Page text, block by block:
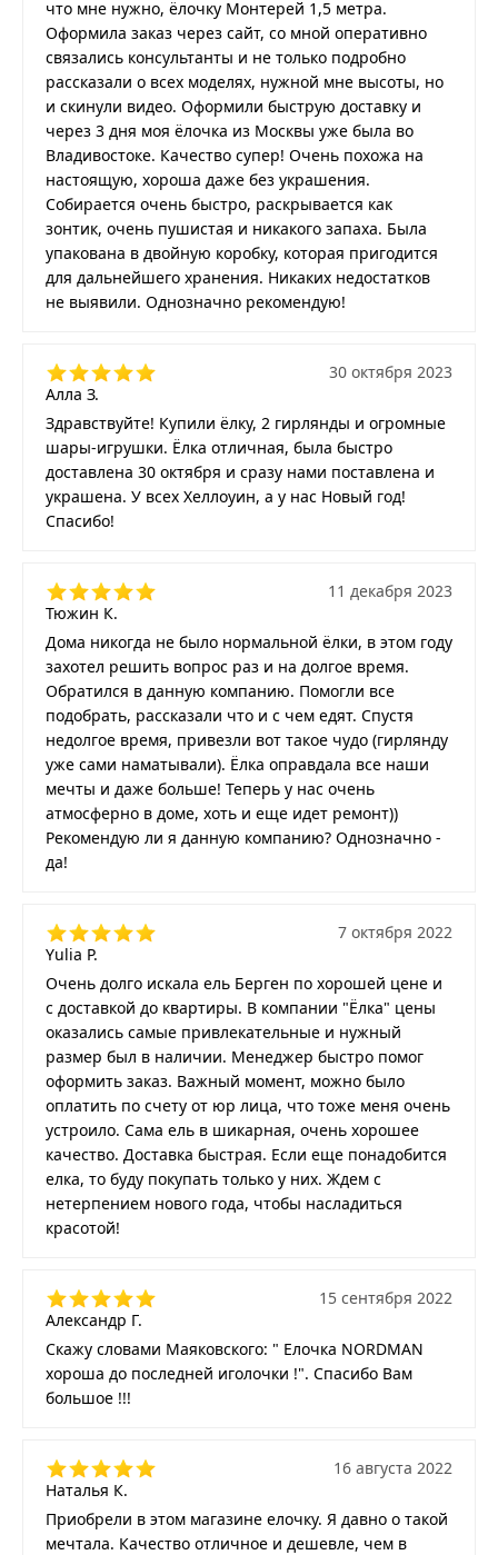
что мне нужно, ёлочку Монтерей 1,5 метра.
Оформила заказ через сайт, со мной оперативно
связались консультанты и не только подробно
рассказали о всех моделях, нужной мне высоты, но
и скинули видео. Оформили быструю доставку и
через 3 дня моя ёлочка из Москвы уже была во
Владивостоке. Качество супер! Очень похожа на
настоящую, хороша даже без украшения.
Собирается очень быстро, раскрывается как
зонтик, очень пушистая и никакого запаха. Была
упакована в двойную коробку, которая пригодится
для дальнейшего хранения. Никаких недостатков
не выявили. Однозначно рекомендую!
Алла З.
30 октября 2023
Здравствуйте! Купили ёлку, 2 гирлянды и огромные
шары-игрушки. Ёлка отличная, была быстро
доставлена 30 октября и сразу нами поставлена и
украшена. У всех Хеллоуин, а у нас Новый год!
Спасибо!
Тюжин К.
11 декабря 2023
Дома никогда не было нормальной ёлки, в этом году
захотел решить вопрос раз и на долгое время.
Обратился в данную компанию. Помогли все
подобрать, рассказали что и с чем едят. Спустя
недолгое время, привезли вот такое чудо (гирлянду
уже сами наматывали). Ёлка оправдала все наши
мечты и даже больше! Теперь у нас очень
атмосферно в доме, хоть и еще идет ремонт))
Рекомендую ли я данную компанию? Однозначно -
да!
Yulia P.
7 октября 2022
Очень долго искала ель Берген по хорошей цене и
с доставкой до квартиры. В компании "Ёлка" цены
оказались самые привлекательные и нужный
размер был в наличии. Менеджер быстро помог
оформить заказ. Важный момент, можно было
оплатить по счету от юр лица, что тоже меня очень
устроило. Сама ель в шикарная, очень хорошее
качество. Доставка быстрая. Если еще понадобится
елка, то буду покупать только у них. Ждем с
нетерпением нового года, чтобы насладиться
красотой!
Александр Г.
15 сентября 2022
Скажу словами Маяковского: " Елочка NORDMAN
хороша до последней иголочки !". Спасибо Вам
большое !!!
Наталья К.
16 августа 2022
Приобрели в этом магазине елочку. Я давно о такой
мечтала. Качество отличное и дешевле, чем в